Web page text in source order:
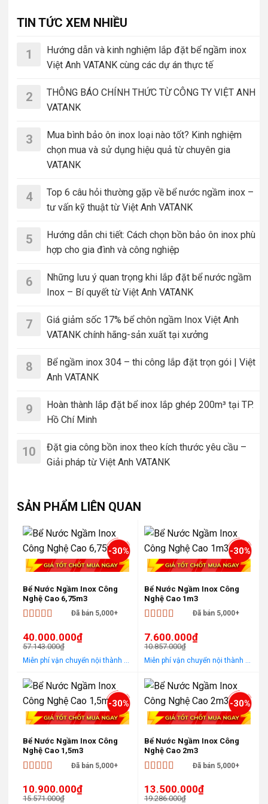
TIN TỨC XEM NHIỀU
1
Hướng dẫn và kinh nghiệm lắp đặt bể ngầm inox
Việt Anh VATANK cùng các dự án thực tế
2
THÔNG BÁO CHÍNH THỨC TỪ CÔNG TY VIỆT ANH
VATANK
3
Mua bình bảo ôn inox loại nào tốt? Kinh nghiệm
chọn mua và sử dụng hiệu quả từ chuyên gia
VATANK
4
Top 6 câu hỏi thường gặp về bể nước ngầm inox –
tư vấn kỹ thuật từ Việt Anh VATANK
5
Hướng dẫn chi tiết: Cách chọn bồn bảo ôn inox phù
hợp cho gia đình và công nghiệp
6
Những lưu ý quan trọng khi lắp đặt bể nước ngầm
Inox – Bí quyết từ Việt Anh VATANK
7
Giá giảm sốc 17% bể chôn ngầm Inox Việt Anh
VATANK chính hãng-sản xuất tại xưởng
8
Bể ngầm inox 304 – thi công lắp đặt trọn gói | Việt
Anh VATANK
9
Hoàn thành lắp đặt bể inox lắp ghép 200m³ tại TP.
Hồ Chí Minh
10
Đặt gia công bồn inox theo kích thước yêu cầu –
Giải pháp từ Việt Anh VATANK
SẢN PHẨM LIÊN QUAN
-30%
Bể Nước Ngầm Inox Công
Nghệ Cao 6,75m3
hạng55 sao
Đã bán 5,000+
57.143.000₫
Giá
gốc
57.143.000₫.
40.000.000₫
Giá
hiện
là:
40.000.000₫.
-30%
Bể Nước Ngầm Inox Công
Nghệ Cao 1m3
hạng55 sao
Đã bán 5,000+
10.857.000₫
Giá
gốc
10.857.000₫.
7.600.000₫
Giá
hiện
là:
7.600.000₫.
-30%
Bể Nước Ngầm Inox Công
Nghệ Cao 1,5m3
hạng55 sao
Đã bán 5,000+
15.571.000₫
10.900.000₫
-30%
Bể Nước Ngầm Inox Công
Nghệ Cao 2m3
hạng55 sao
Đã bán 5,000+
19.286.000₫
13.500.000₫